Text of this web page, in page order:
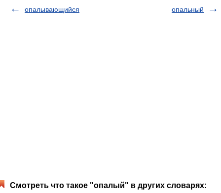
опалывающийся опальный
Смотреть что такое "опалый" в других словарях: